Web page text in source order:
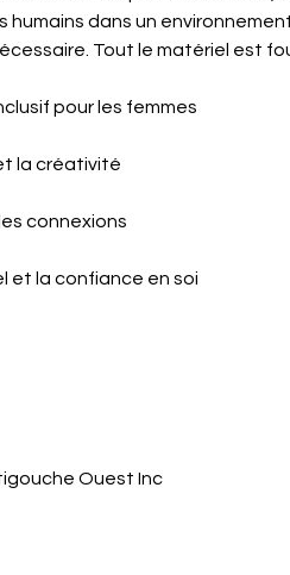
humains dans un
Tout le matériel est
pour les femmes
la créativité
connexions
et la confiance en soi
Ouest Inc